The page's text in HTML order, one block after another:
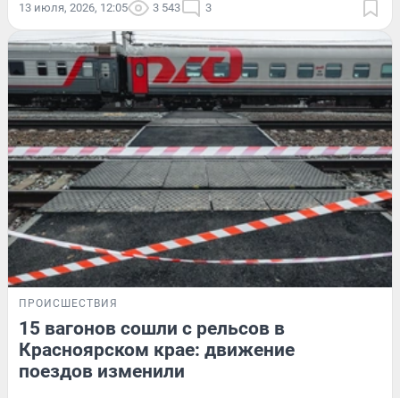
13 июля, 2026, 12:05 3 543 3
ПРОИСШЕСТВИЯ
15 вагонов сошли с рельсов в
Красноярском крае: движение
поездов изменили